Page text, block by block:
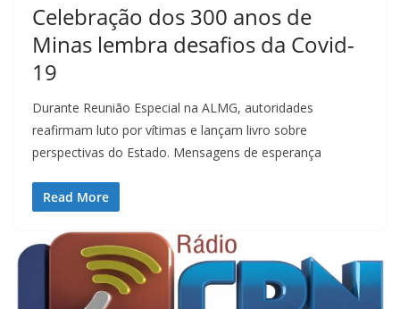
Celebração dos 300 anos de
Minas lembra desafios da Covid-
19
Durante Reunião Especial na ALMG, autoridades
reafirmam luto por vítimas e lançam livro sobre
perspectivas do Estado. Mensagens de esperança
Read More